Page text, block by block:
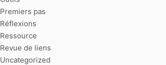
Premiers pas
Réflexions
Ressource
Revue de liens
Uncategorized